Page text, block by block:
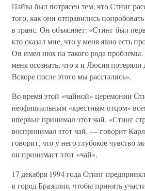
Пайва был потрясен тем, что Стинг
того, как они отправились
в транс. Он объясняет: «Стинг был
кто сказал мне, что у меня явно есть
Он имел нюх на такого рода проблемы.
меня осознать, что я и Люсия потеряли
Вскоре после этого мы расстались».
Во время этой «чайной» церемонии
неофициальным «крестным отцом»
впервые принимал этот чай. «Стинг
воспринимал этот чай, — говорит
говорит, что у него глубокое чувство
он принимает этот «чай».
17 декабря 1994 года Стинг
в город Бразилия, чтобы принять